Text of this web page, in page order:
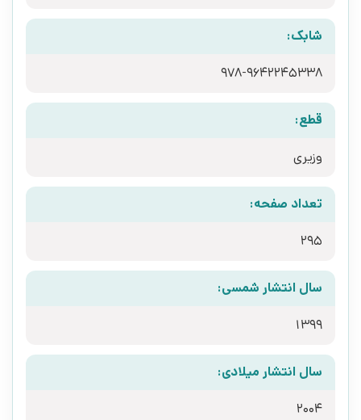
شابک:
978-9642245338
قطع:
وزیری
تعداد صفحه:
295
سال انتشار شمسی:
1399
سال انتشار میلادی:
2004